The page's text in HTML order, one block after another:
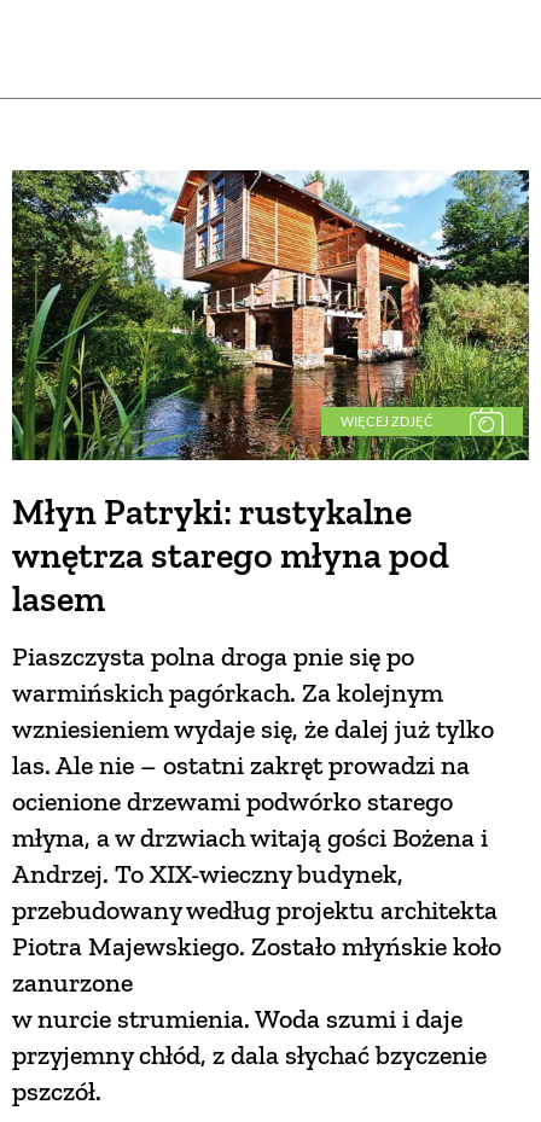
WIĘCEJ ZDJĘĆ
Młyn Patryki: rustykalne
wnętrza starego młyna pod
lasem
Piaszczysta polna droga pnie się po
warmińskich pagórkach. Za kolejnym
wzniesieniem wydaje się, że dalej już tylko
las. Ale nie – ostatni zakręt prowadzi na
ocienione drzewami podwórko starego
młyna, a w drzwiach witają gości Bożena i
Andrzej. To XIX-wieczny budynek,
przebudowany według projektu architekta
Piotra Majewskiego. Zostało młyńskie koło
zanurzone
w nurcie strumienia. Woda szumi i daje
przyjemny chłód, z dala słychać bzyczenie
pszczół.